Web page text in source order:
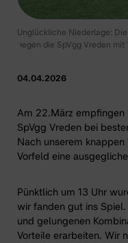
Unglückliche Niederlage:
gegen die SpVgg Vreden
04.04.2026
Am 22.März
SpVgg Vreden bei
Nach unserem
Vorfeld eine
Pünktlich um 13 Uhr
wir fanden gut ins
und gelungenen
Vorteile erarbeiten. Wir